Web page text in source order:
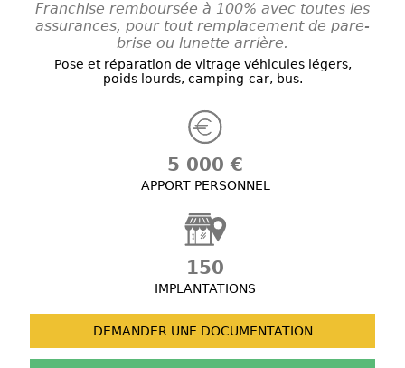
Franchise remboursée à 100% avec toutes les
assurances, pour tout remplacement de pare-
brise ou lunette arrière.
Pose et réparation de vitrage véhicules légers,
poids lourds, camping-car, bus.
5 000 €
APPORT PERSONNEL
150
IMPLANTATIONS
DEMANDER UNE DOCUMENTATION